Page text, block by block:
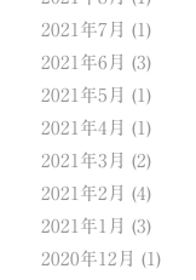
2021年7月 (1)
2021年6月 (3)
2021年5月 (1)
2021年4月 (1)
2021年3月 (2)
2021年2月 (4)
2021年1月 (3)
2020年12月 (1)